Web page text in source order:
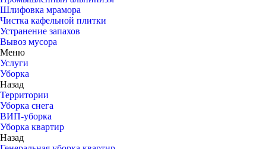
Шлифовка мрамора
Чистка кафельной плитки
Устранение запахов
Вывоз мусора
Меню
Услуги
Уборка
Назад
Территории
Уборка снега
ВИП-уборка
Уборка квартир
Назад